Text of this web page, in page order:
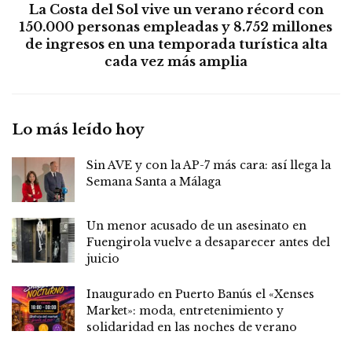
La Costa del Sol vive un verano récord con
150.000 personas empleadas y 8.752 millones
de ingresos en una temporada turística alta
cada vez más amplia
Lo más leído hoy
Sin AVE y con la AP-7 más cara: así llega la
Semana Santa a Málaga
Un menor acusado de un asesinato en
Fuengirola vuelve a desaparecer antes del
juicio
Inaugurado en Puerto Banús el «Xenses
Market»: moda, entretenimiento y
solidaridad en las noches de verano